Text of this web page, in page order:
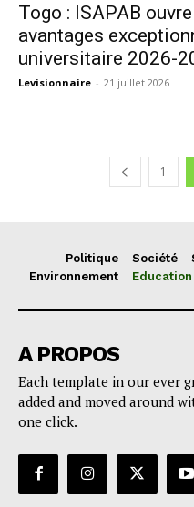
Togo : ISAPAB
avantages
universitaire 2026-
Levisionnaire - 21 juillet 2026
1
Politique Société
Environnement
Education
A PROPOS
Each template in our ever
added and moved around
one click.